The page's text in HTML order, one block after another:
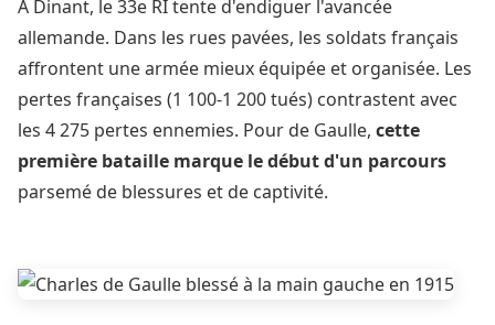
À Dinant, le 33e RI tente d'endiguer l'avancée
allemande. Dans les rues pavées, les soldats français
affrontent une armée mieux équipée et organisée. Les
pertes françaises (1 100-1 200 tués) contrastent avec
les 4 275 pertes ennemies. Pour de Gaulle, cette
première bataille marque le début d'un parcours
parsemé de blessures et de captivité.